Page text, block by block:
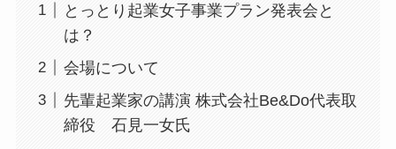
とっとり起業女子事業プラン発表会と
は？
会場について
先輩起業家の講演 株式会社Be&Do代表取
締役 石見一女氏